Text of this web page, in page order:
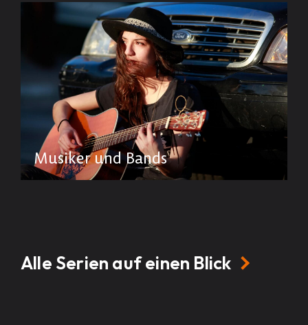
Musiker und Bands
Alle Serien auf einen Blick